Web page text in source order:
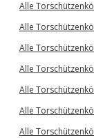
Alle
Alle
Alle
Alle
Alle
Alle
Alle